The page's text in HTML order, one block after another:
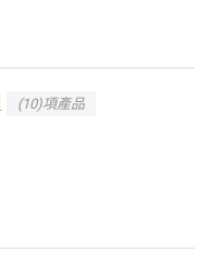
(10)項產品